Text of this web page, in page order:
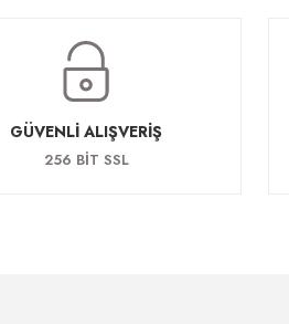
GÜVENLİ ALIŞVERİŞ
256 BİT SSL